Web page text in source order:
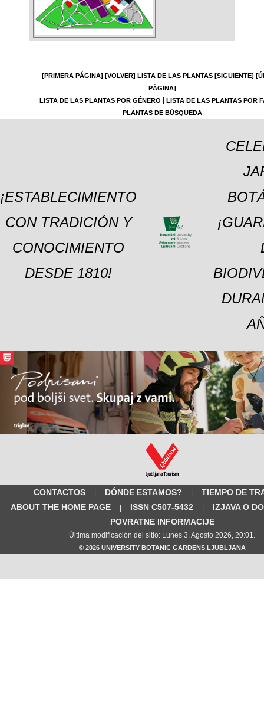
[PRIMERA PÁGINA] [VOLVER] LISTA DE LAS PLANTAS [SIGUIENTE]
PÁGINA]
LISTA DE LAS PLANTAS POR GÉNERO
LISTA DE LAS PLANTAS POR
PLANTAS DE BÚSQUEDA
¡ESTABLECIMIENTO
CON TRADICIÓN Y
CONOCIMIENTO
DESDE 1810!
CONTACTOS | DÓNDE ESTAMOS? |
TIEMPO DE
ABOUT THE HOME PAGE
| ISSN C507-5432 |
IZJAVA O
POVRATNE INFORMACIJE
Última modificación del sitio: Lunes 3. Agosto 2026, 20:01.
© 2026 UNIVERSITY BOTANIC GARDENS LJUBLJANA